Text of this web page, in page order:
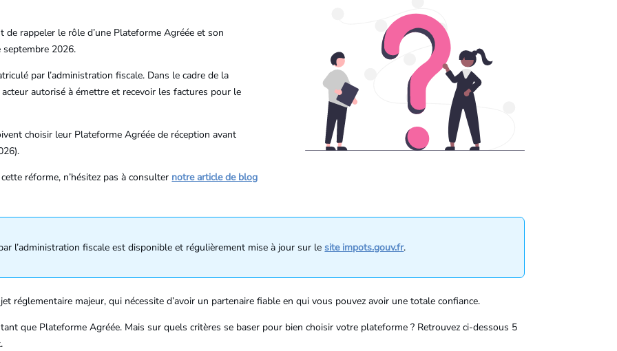
rappeler le rôle d’une Plateforme Agréée et son
2026.
par l’administration fiscale. Dans le cadre de la
autorisé à émettre et recevoir les factures pour le
choisir leur Plateforme Agréée de réception avant
réforme, n’hésitez pas à consulter notre article de blog
l’administration fiscale est disponible et régulièrement mise à jour sur le site impots.gouv.fr.
réglementaire majeur, qui nécessite d’avoir un partenaire fiable en qui vous pouvez avoir une totale confiance.
que Plateforme Agréée. Mais sur quels critères se baser pour bien choisir votre plateforme ? Retrouvez ci-dessous 5